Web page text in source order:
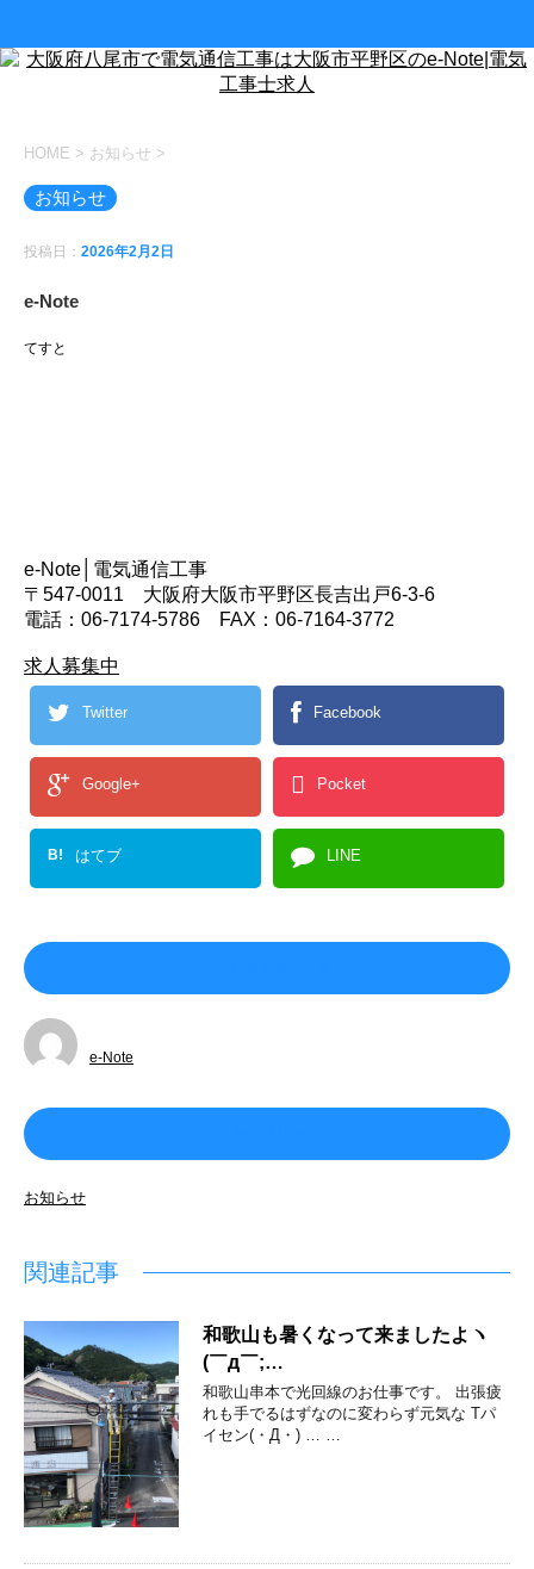
HOME > お知らせ >
お知らせ
投稿日： 2026年2月2日
e-Note
てすと
e-Note│電気通信工事
〒547-0011 大阪府大阪市平野区長吉出戸6-3-6
電話：06-7174-5786 FAX：06-7164-3772
求人募集中
Twitter Facebook
Google+ Pocket
B! はてブ LINE
e-Note
お知らせ
関連記事
和歌山も暑くなって来ましたよヽ
(￣д￣;…
和歌山串本で光回線のお仕事です。 出張疲
れも手でるはずなのに変わらず元気な Tパ
イセン(・Д・) … …